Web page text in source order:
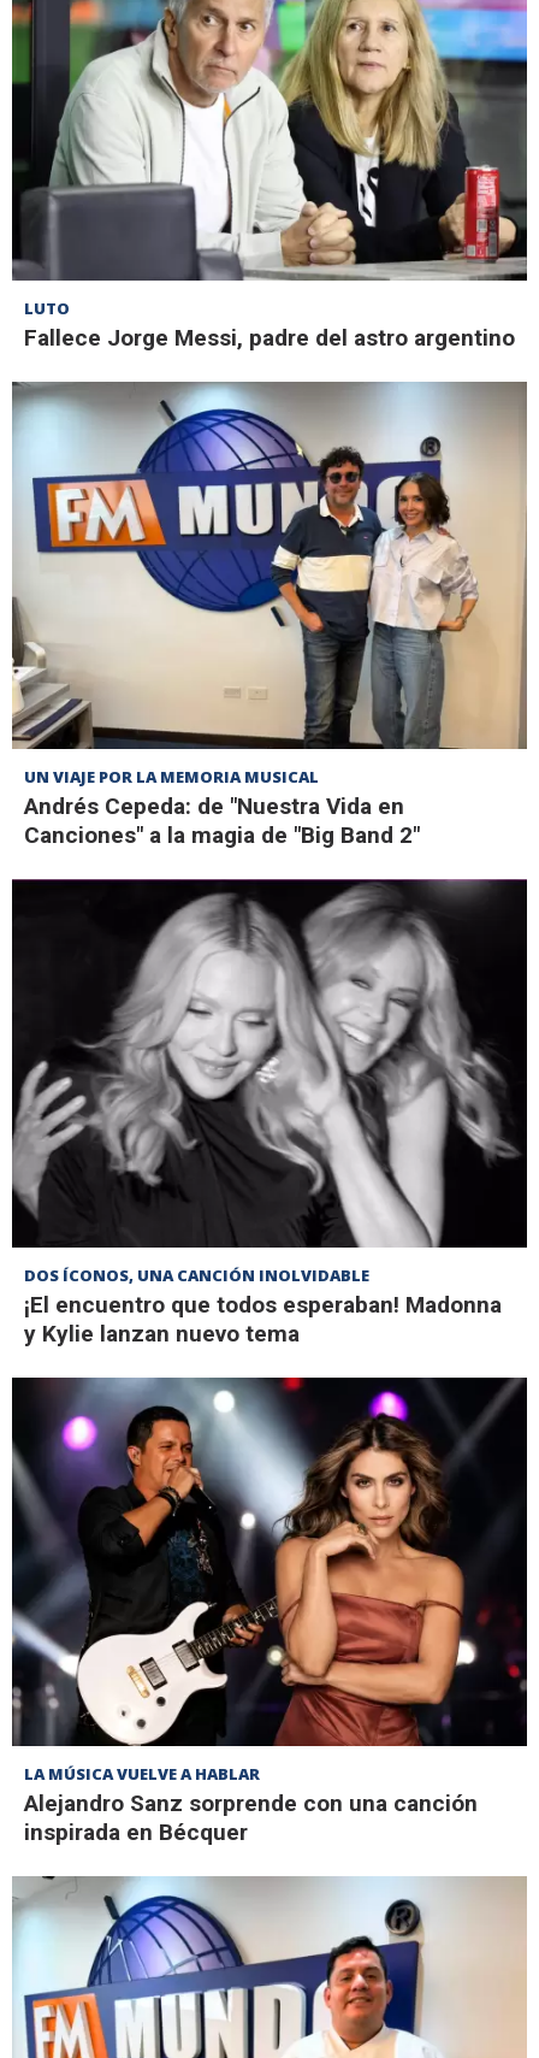
LUTO
Fallece Jorge Messi, padre del astro argentino
UN VIAJE POR LA MEMORIA MUSICAL
Andrés Cepeda: de "Nuestra Vida en
Canciones" a la magia de "Big Band 2"
DOS ÍCONOS, UNA CANCIÓN INOLVIDABLE
¡El encuentro que todos esperaban! Madonna
y Kylie lanzan nuevo tema
LA MÚSICA VUELVE A HABLAR
Alejandro Sanz sorprende con una canción
inspirada en Bécquer